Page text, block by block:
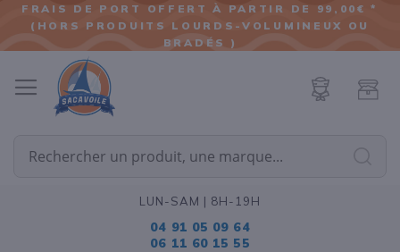
ALLER
AU
FRAIS DE PORT OFFERT À PARTIR DE 99,00€ *
(HORS PRODUITS LOURDS-VOLUMINEUX OU
BRADÉS )
LUN-SAM | 8H-19H
04 91 05 09 64
06 11 60 15 55